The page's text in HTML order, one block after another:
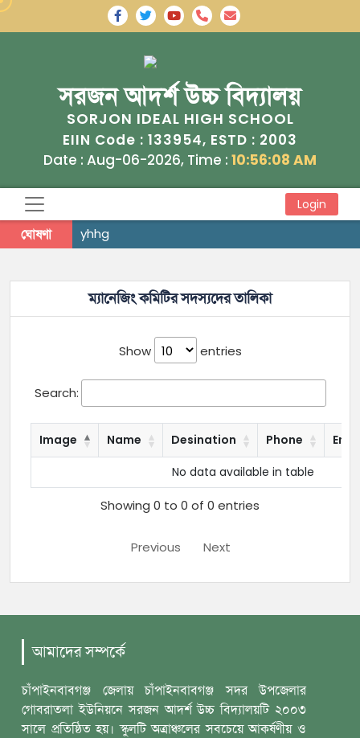
সরজন আদর্শ উচ্চ বিদ্যালয়
SORJON IDEAL HIGH SCHOOL
EIIN Code : 133954, ESTD : 2003
Date : Aug-06-2026, Time : 10:56:08 AM
Login
ঘোষণা yhhg
ম্যানেজিং কমিটির সদস্যদের তালিকা
Show entries
Search:
Image Name Desination Phone
No data available in table
Showing 0 to 0 of 0 entries
Previous Next
আমাদের সম্পর্কে
চাঁপাইনবাবগঞ্জ জেলায় চাঁপাইনবাবগঞ্জ সদর উপজেলার
গোবরাতলা ইউনিয়নে সরজন আদর্শ ‎উচ্চ বিদ্যালয়টি ২০০৩
সালে প্রতিষ্ঠিত হয়। স্কুলটি অত্রাঞ্চলের সবচেয়ে আকর্ষণীয় ও